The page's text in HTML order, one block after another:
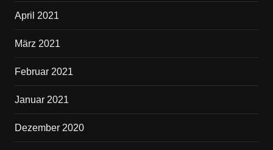
April 2021
März 2021
Februar 2021
Januar 2021
Dezember 2020